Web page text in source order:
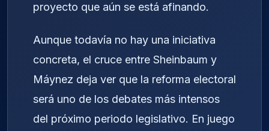
proyecto que aún se está afinando.
Aunque todavía no hay una iniciativa
concreta, el cruce entre Sheinbaum y
Máynez deja ver que la reforma electoral
será uno de los debates más intensos
del próximo periodo legislativo. En juego